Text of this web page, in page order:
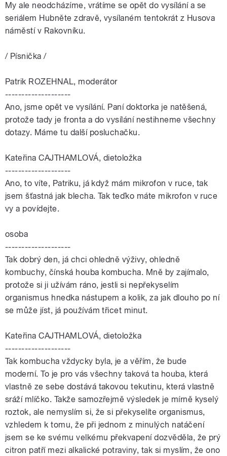
My ale neodcházíme, vrátíme se opět do vysílání a se
seriálem Hubněte zdravě, vysílaném tentokrát z Husova
náměstí v Rakovníku.
/ Písnička /
Patrik ROZEHNAL, moderátor
--------------------
Ano, jsme opět ve vysílání. Paní doktorka je natěšená,
protože tady je fronta a do vysílání nestihneme všechny
dotazy. Máme tu další posluchačku.
Kateřina CAJTHAMLOVÁ, dietoložka
--------------------
Ano, to víte, Patriku, já když mám mikrofon v ruce, tak
jsem šťastná jak blecha. Tak teďko máte mikrofon v ruce
vy a povídejte.
osoba
--------------------
Tak dobrý den, já chci ohledně výživy, ohledně
kombuchy, čínská houba kombucha. Mně by zajímalo,
protože si ji užívám ráno, jestli si nepřekyselím
organismus hnedka nástupem a kolik, za jak dlouho po ní
se může jíst, já používám třicet minut.
Kateřina CAJTHAMLOVÁ, dietoložka
--------------------
Tak kombucha vždycky byla, je a věřím, že bude
moderní. To je pro vás všechny taková ta houba, která
vlastně ze sebe dostává takovou tekutinu, která vlastně
sráží mlíčko. Takže samozřejmě výsledek je mírně kyselý
roztok, ale nemyslím si, že si překyselíte organismus,
vzhledem k tomu, že při jednom z minulých natáčení
jsem se ke svému velkému překvapení dozvěděla, že prý
citron patří mezi alkalické potraviny, tak si myslím, že ono